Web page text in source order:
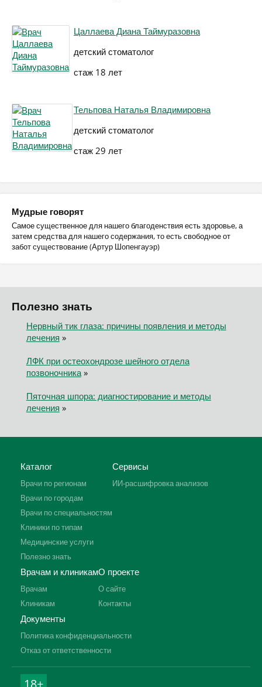
Цаллаева Диана Таймуразовна
детский стоматолог
стаж 18 лет
Тельпова Наталья Владимировна
детский стоматолог
стаж 29 лет
Мудрые говорят
Самое существенное для нашего благоденствия есть здоровье, а
затем средства для нашего содержания, то есть свободное от
забот существование (Артур Шопенгауэр)
Полезно знать
Нервный тик глаза: причины появления и методы
лечения »
ЛФК при остеохондрозе шейного отдела
позвоночника»
Пяточная шпора: диагностирование и методы
лечения »
Каталог
Врачи по регионам
Врачи по городам
Врачи по специальностям
Клиники по типам
Медицинские услуги
Полезно знать
Сервисы
ИИ-расшифровка анализов
Врачам и клиникам
Врачам
Клиникам
О проекте
О сайте
Контакты
Документы
Политика конфиденциальности
Отказ от ответственности
18+